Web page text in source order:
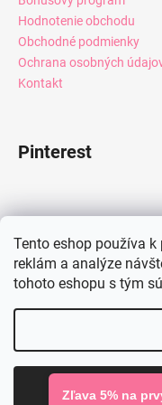
Tento eshop používa
reklám a analýze
tohoto eshopu s tým
Hodnotenie obchodu
Obchodné podmienky
Ochrana osobných
Kontakt
Pinterest
Instagram
Copyright 2026
Zľava 5% na